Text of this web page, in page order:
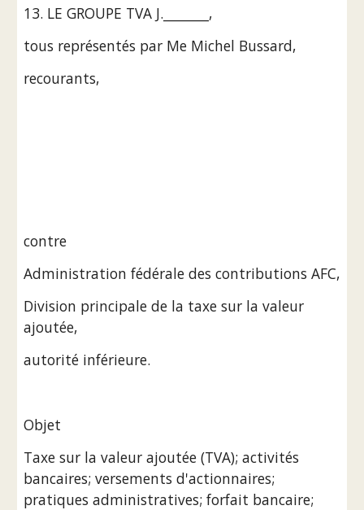
13. LE GROUPE TVA J._______,
tous représentés par Me Michel Bussard,
recourants,
contre
Administration fédérale des contributions AFC,
Division principale de la taxe sur la valeur
ajoutée,
autorité inférieure.
Objet
Taxe sur la valeur ajoutée (TVA); activités
bancaires; versements d'actionnaires;
pratiques administratives; forfait bancaire;